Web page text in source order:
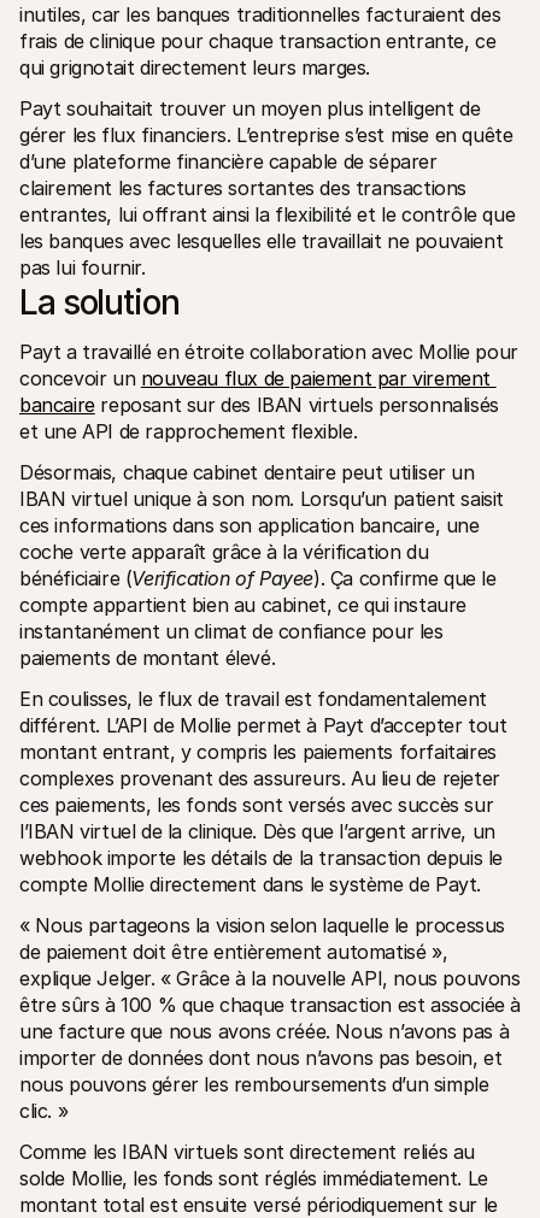
inutiles, car les banques traditionnelles facturaient des
frais de clinique pour chaque transaction entrante, ce
qui grignotait directement leurs marges.
Payt souhaitait trouver un moyen plus intelligent de
gérer les flux financiers. L’entreprise s’est mise en quête
d’une plateforme financière capable de séparer
clairement les factures sortantes des transactions
entrantes, lui offrant ainsi la flexibilité et le contrôle que
les banques avec lesquelles elle travaillait ne pouvaient
pas lui fournir.
La solution
Payt a travaillé en étroite collaboration avec Mollie pour
concevoir un nouveau flux de paiement par virement
bancaire reposant sur des IBAN virtuels personnalisés
et une API de rapprochement flexible.
Désormais, chaque cabinet dentaire peut utiliser un
IBAN virtuel unique à son nom. Lorsqu’un patient saisit
ces informations dans son application bancaire, une
coche verte apparaît grâce à la vérification du
bénéficiaire (Verification of Payee). Ça confirme que le
compte appartient bien au cabinet, ce qui instaure
instantanément un climat de confiance pour les
paiements de montant élevé.
En coulisses, le flux de travail est fondamentalement
différent. L’API de Mollie permet à Payt d’accepter tout
montant entrant, y compris les paiements forfaitaires
complexes provenant des assureurs. Au lieu de rejeter
ces paiements, les fonds sont versés avec succès sur
l’IBAN virtuel de la clinique. Dès que l’argent arrive, un
webhook importe les détails de la transaction depuis le
compte Mollie directement dans le système de Payt.
« Nous partageons la vision selon laquelle le processus
de paiement doit être entièrement automatisé »,
explique Jelger. « Grâce à la nouvelle API, nous pouvons
être sûrs à 100 % que chaque transaction est associée à
une facture que nous avons créée. Nous n’avons pas à
importer de données dont nous n’avons pas besoin, et
nous pouvons gérer les remboursements d’un simple
clic. »
Comme les IBAN virtuels sont directement reliés au
solde Mollie, les fonds sont réglés immédiatement. Le
montant total est ensuite versé périodiquement sur le